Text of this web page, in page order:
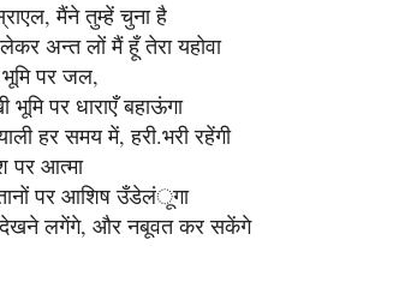
मैंने तुम्हें चुना है
अन्त लों मैं हूँ तेरा यहोवा
भूमि पर जल,
पर धाराएँ बहाऊंगा
हर समय में, हरी.भरी रहेंगी
पर आत्मा
पर आशिष उँडेलंूगा
देखने लगेंगे, और नबूवत कर सकेंगे